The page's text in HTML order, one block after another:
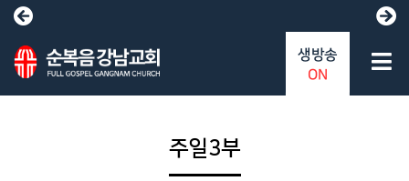
주일3부
생방송
ON